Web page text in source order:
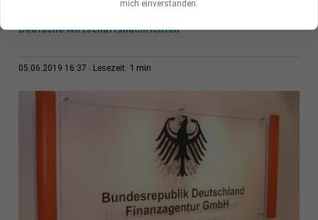
Deutsche Wirtschaftsnachrichten
05.06.2019 16:37 Lesezeit: 1 min
mich einverstanden.